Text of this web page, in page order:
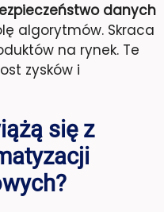
danych
algorytmów. Skraca
na rynek. Te
zysków i
się z